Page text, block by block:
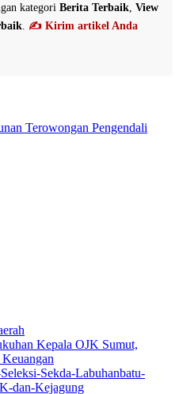
kategori Berita Terbaik View
✍️ Kirim artikel Anda
Terowongan Pengendali
Kepala OJK Sumut,